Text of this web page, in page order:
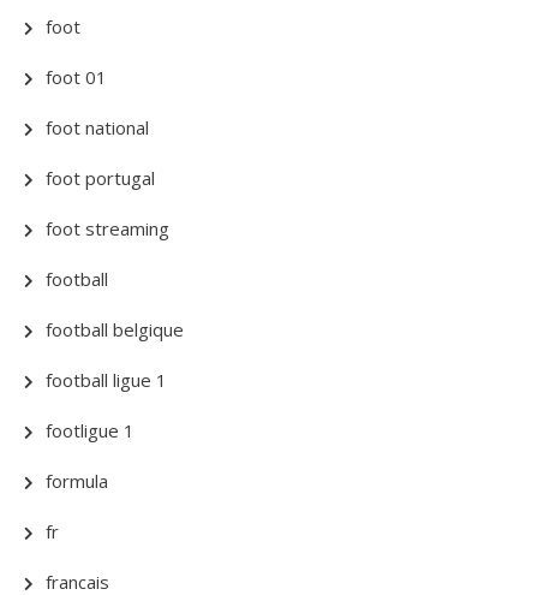
foot
foot 01
foot national
foot portugal
foot streaming
football
football belgique
football ligue 1
footligue 1
formula
fr
francais